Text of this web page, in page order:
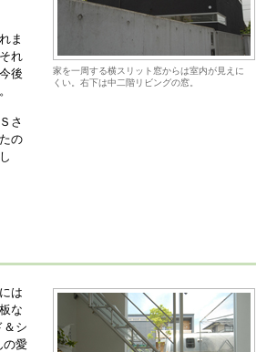
家を一周する横スリット窓からは室内が見えに
くい。右下は中二階リビングの窓。
ま
れ
後
さ
の
は
な
＆シ
の愛